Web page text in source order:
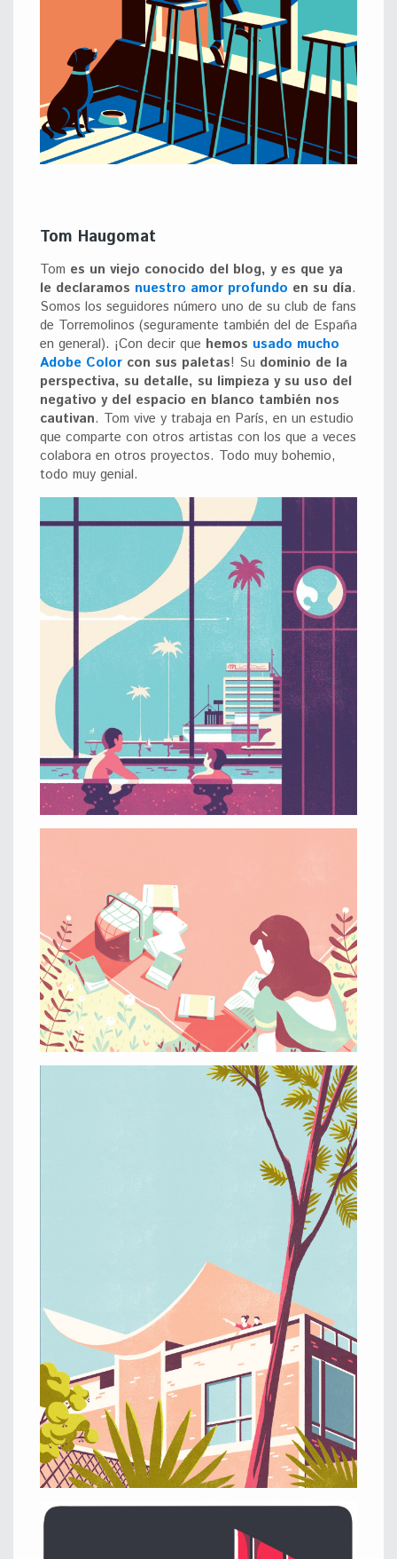
Tom Haugomat
Tom es un viejo conocido del blog, y es que ya
le declaramos nuestro amor profundo en su día.
Somos los seguidores número uno de su club de fans
de Torremolinos (seguramente también del de España
en general). ¡Con decir que hemos usado mucho
Adobe Color con sus paletas! Su dominio de la
perspectiva, su detalle, su limpieza y su uso del
negativo y del espacio en blanco también nos
cautivan. Tom vive y trabaja en París, en un estudio
que comparte con otros artistas con los que a veces
colabora en otros proyectos. Todo muy bohemio,
todo muy genial.